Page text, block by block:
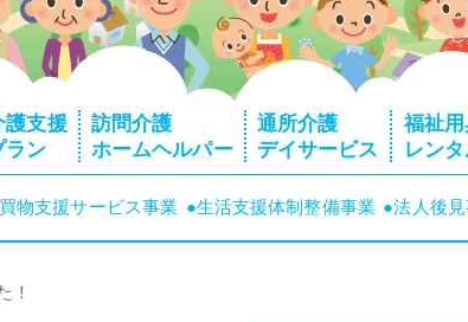
護支援
ラン
訪問介護
ホームヘルパー
通所介護
デイサービス
福祉
レン
物支援サービス事業 ●生活支援体制整備事業 ●法人後
！